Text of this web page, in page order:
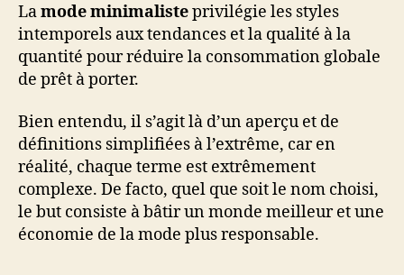
Lamode minimalisteprivilégie les styles
intemporels aux tendances et la qualité à la
quantité pour réduire la consommation globale
de prêt à porter.
Bien entendu, il s’agit là d’un aperçu et de
définitions simplifiées à l’extrême, car en
réalité, chaque terme est extrêmement
complexe. De facto, quel que soit le nom choisi,
le but consiste à bâtir un monde meilleur et une
économie de la mode plus responsable.